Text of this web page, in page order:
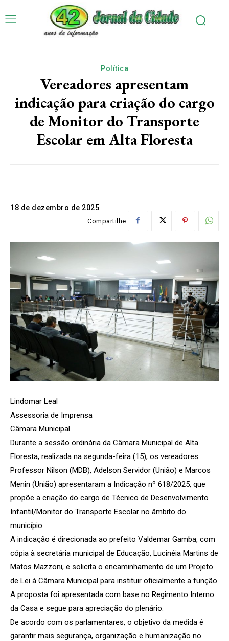
Política
Vereadores apresentam
indicação para criação do cargo
de Monitor do Transporte
Escolar em Alta Floresta
18 de dezembro de 2025
Compartilhe:
Lindomar Leal
Assessoria de Imprensa
Câmara Municipal
Durante a sessão ordinária da Câmara Municipal de Alta
Floresta, realizada na segunda-feira (15), os vereadores
Professor Nilson (MDB), Adelson Servidor (União) e Marcos
Menin (União) apresentaram a Indicação nº 618/2025, que
propõe a criação do cargo de Técnico de Desenvolvimento
Infantil/Monitor do Transporte Escolar no âmbito do
município.
A indicação é direcionada ao prefeito Valdemar Gamba, com
cópia à secretária municipal de Educação, Lucinéia Martins de
Matos Mazzoni, e solicita o encaminhamento de um Projeto
de Lei à Câmara Municipal para instituir oficialmente a função.
A proposta foi apresentada com base no Regimento Interno
da Casa e segue para apreciação do plenário.
De acordo com os parlamentares, o objetivo da medida é
garantir mais segurança, organização e humanização no